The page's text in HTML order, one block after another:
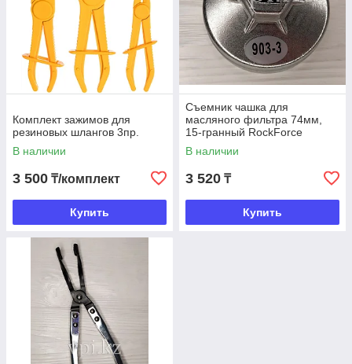
Комплект зажимов для
резиновых шлангов 3пр.
В наличии
3 500 ₸/комплект
Купить
Съемник чашка для
масляного фильтра 74мм,
15-гранный RockForce
В наличии
3 520 ₸
Купить